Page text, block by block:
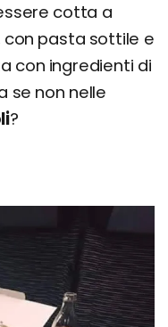
cotta a
pasta sottile e
con ingredienti di
se non nelle
?